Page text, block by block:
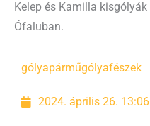
Kelep és Kamilla
Ófaluban.
gólyapárműgólyafészek
2024. április 26. 13:06